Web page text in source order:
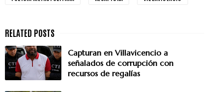
Capturan en Villavicencio a
señalados de corrupción con
recursos de regalías